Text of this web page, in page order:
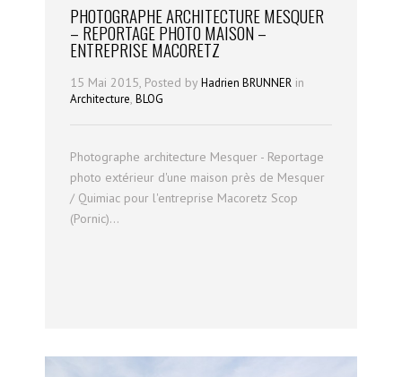
PHOTOGRAPHE ARCHITECTURE MESQUER
– REPORTAGE PHOTO MAISON –
ENTREPRISE MACORETZ
15 Mai 2015, Posted by Hadrien BRUNNER in
Architecture, BLOG
Photographe architecture Mesquer - Reportage
photo extérieur d'une maison près de Mesquer
/ Quimiac pour l'entreprise Macoretz Scop
(Pornic)...